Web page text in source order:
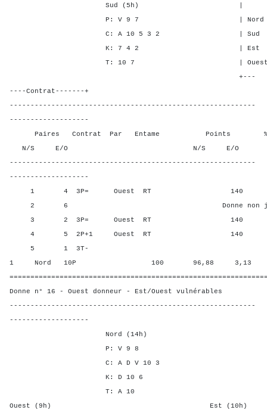
Sud (5h) | SA P C
P: V 9 7 | Nord - -
C: A 10 5 3 2 | Sud - -
K: 7 4 2 | Est - 3
T: 10 7 | Ouest - 3
+---
----Contrat-------+
-----------------------------------------------------------
-------------------
Paires Contrat Par Entame Points %
N/S E/O N/S E/O N/
-----------------------------------------------------------
-------------------
1 4 3P= Ouest RT 140
2 6 Donne non
3 2 3P= Ouest RT 140
4 5 2P+1 Ouest RT 140
5 1 3T-
1 Nord 10P 100 96,88 3,13
Donne n° 16 - Ouest donneur - Est/Ouest vulnérables
-----------------------------------------------------------
-------------------
Nord (14h)
P: V 9 8
C: A D V 10 3
K: D 10 6
T: A 10
Ouest (9h) Est (10h)